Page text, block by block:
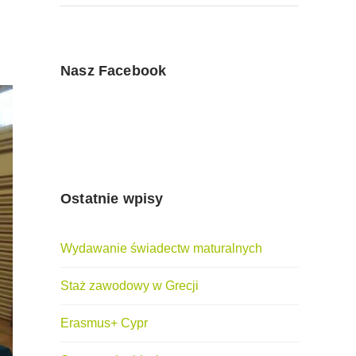
Nasz Facebook
Ostatnie wpisy
Wydawanie świadectw maturalnych
Staż zawodowy w Grecji
Erasmus+ Cypr